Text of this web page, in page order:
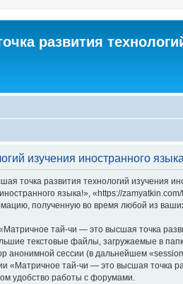
развития
изучения иностранного
точка развития технологий изучения
языка!», «https://
полученную во время любой из
тай-чи — это высшая точка
текстовые файлы, загружаемые в
сессии (в дальнейшем
тай-чи — это высшая точка
удобство работы с форумами.